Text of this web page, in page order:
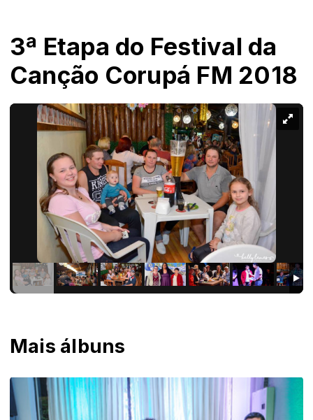
3ª Etapa do Festival da
Canção Corupá FM 2018
Mais álbuns